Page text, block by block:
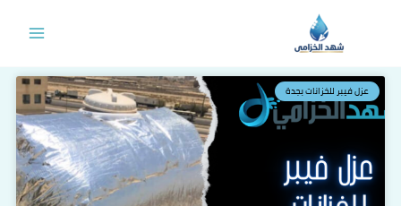
عزل فيبر للخزانات بجدة